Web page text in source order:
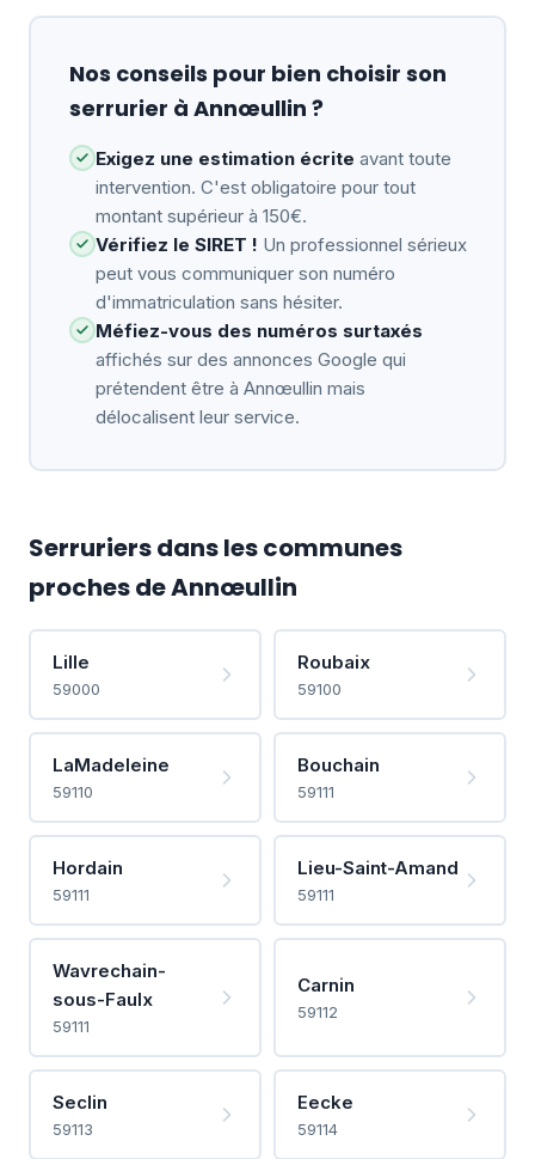
Nos conseils pour bien choisir son
serrurier à Annœullin ?
Exigez une estimation écrite avant toute
intervention. C'est obligatoire pour tout
montant supérieur à 150€.
Vérifiez le SIRET ! Un professionnel sérieux
peut vous communiquer son numéro
d'immatriculation sans hésiter.
Méfiez-vous des numéros surtaxés
affichés sur des annonces Google qui
prétendent être à Annœullin mais
délocalisent leur service.
Serruriers dans les communes
proches de Annœullin
Lille
59000
Roubaix
59100
LaMadeleine
59110
Bouchain
59111
Hordain
59111
Lieu-Saint-Amand
59111
Wavrechain-
sous-Faulx
59111
Carnin
59112
Seclin
59113
Eecke
59114